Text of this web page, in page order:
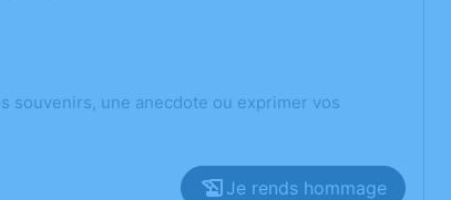
souvenirs, une anecdote ou exprimer vos
Je rends hommage